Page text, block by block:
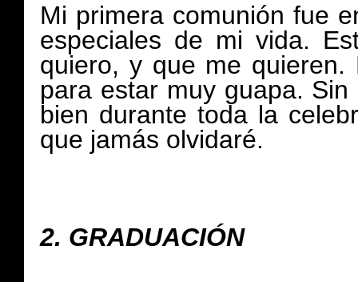
Mi primera comunión fue
especiales de mi vida.
quiero, y que me quieren.
para estar muy guapa.
bien durante toda la
que jamás olvidaré.
2. GRADUACIÓN